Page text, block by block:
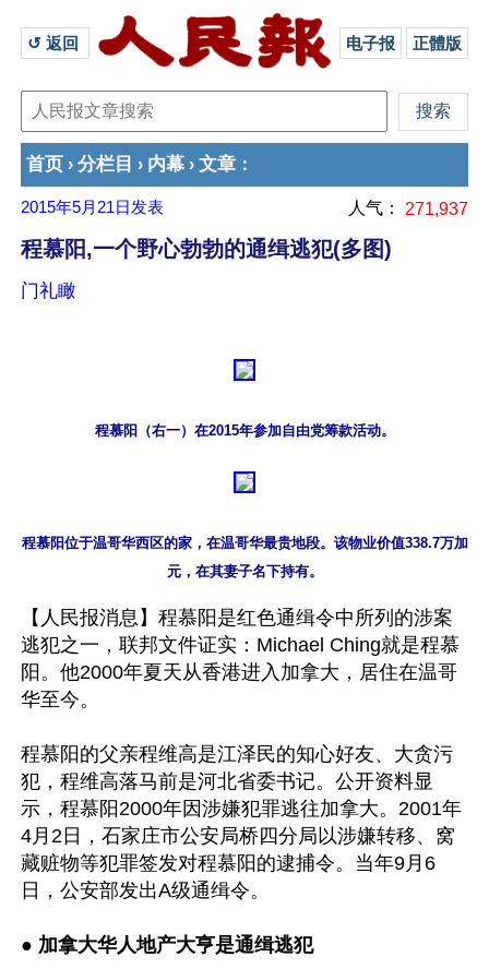
↺ 返回 电子报 正體版
首页 › 分栏目 › 内幕 › 文章 ：
2015年5月21日 发表 人气： 271,937
程慕阳,一个野心勃勃的通缉逃犯(多图)
门礼瞰
程慕阳（右一）在2015年参加自由党筹款活动。
程慕阳位于温哥华西区的家，在温哥华最贵地段。该物业价值338.7万加
元，在其妻子名下持有。
【人民报消息】程慕阳是红色通缉令中所列的涉案
逃犯之一，联邦文件证实：Michael Ching就是程慕
阳。他2000年夏天从香港进入加拿大，居住在温哥
华至今。
程慕阳的父亲程维高是江泽民的知心好友、大贪污
犯，程维高落马前是河北省委书记。公开资料显
示，程慕阳2000年因涉嫌犯罪逃往加拿大。2001年
4月2日，石家庄市公安局桥四分局以涉嫌转移、窝
藏赃物等犯罪签发对程慕阳的逮捕令。当年9月6
日，公安部发出A级通缉令。
● 加拿大华人地产大亨是通缉逃犯